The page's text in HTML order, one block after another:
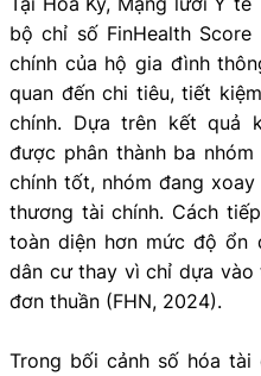
bộ chỉ số FinHealth
chính của hộ gia đình
quan đến chi tiêu, tiết
chính. Dựa trên kết quả
được phân thành ba
chính tốt, nhóm đang
thương tài chính. Cách
toàn diện hơn mức độ ổn
dân cư thay vì chỉ dựa vào
đơn thuần (FHN, 2024).
Trong bối cảnh số hóa tài